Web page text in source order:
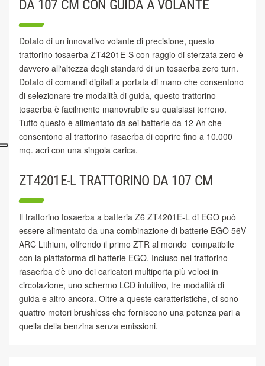
DA 107 CM CON GUIDA A VOLANTE
Dotato di un innovativo volante di precisione, questo
trattorino tosaerba ZT4201E-S con raggio di sterzata zero è
davvero all'altezza degli standard di un tosaerba zero turn.
Dotato di comandi digitali a portata di mano che consentono
di selezionare tre modalità di guida, questo trattorino
tosaerba è facilmente manovrabile su qualsiasi terreno.
Tutto questo è alimentato da sei batterie da 12 Ah che
consentono al trattorino rasaerba di coprire fino a 10.000
mq. acri con una singola carica.
ZT4201E-L TRATTORINO DA 107 CM
Il trattorino tosaerba a batteria Z6 ZT4201E-L di EGO può
essere alimentato da una combinazione di batterie EGO 56V
ARC Lithium, offrendo il primo ZTR al mondo compatibile
con la piattaforma di batterie EGO. Incluso nel trattorino
rasaerba c'è uno dei caricatori multiporta più veloci in
circolazione, uno schermo LCD intuitivo, tre modalità di
guida e altro ancora. Oltre a queste caratteristiche, ci sono
quattro motori brushless che forniscono una potenza pari a
quella della benzina senza emissioni.